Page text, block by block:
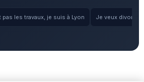
les travaux, je suis à Lyon Je veux